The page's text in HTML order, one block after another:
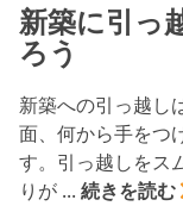
新築に引っ
ろう
新築への引っ越し
面、何から手をつ
す。引っ越しをス
りが ... 続きを読む